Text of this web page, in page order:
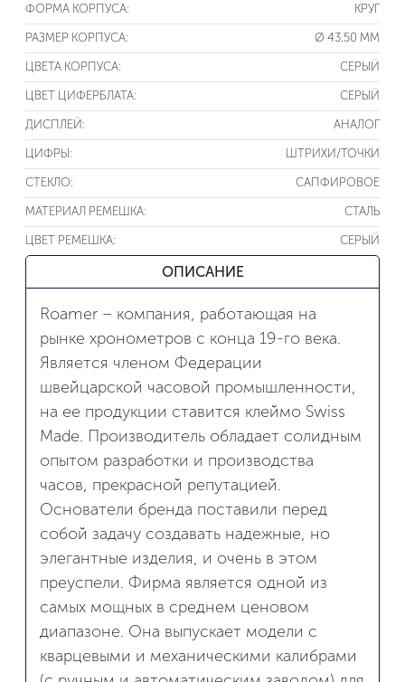
ФОРМА КОРПУСА: КРУГ
РАЗМЕР КОРПУСА: Ø 43.50 ММ
ЦВЕТА КОРПУСА: СЕРЫЙ
ЦВЕТ ЦИФЕРБЛАТА: СЕРЫЙ
ДИСПЛЕЙ: АНАЛОГ
ЦИФРЫ: ШТРИХИ/ТОЧКИ
СТЕКЛО: САПФИРОВОЕ
МАТЕРИАЛ РЕМЕШКА: СТАЛЬ
ЦВЕТ РЕМЕШКА: СЕРЫЙ
ОПИСАНИЕ
Roamer – компания, работающая на
рынке хронометров с конца 19-го века.
Является членом Федерации
швейцарской часовой промышленности,
на ее продукции ставится клеймо Swiss
Made. Производитель обладает солидным
опытом разработки и производства
часов, прекрасной репутацией.
Основатели бренда поставили перед
собой задачу создавать надежные, но
элегантные изделия, и очень в этом
преуспели. Фирма является одной из
самых мощных в среднем ценовом
диапазоне. Она выпускает модели с
кварцевыми и механическими калибрами